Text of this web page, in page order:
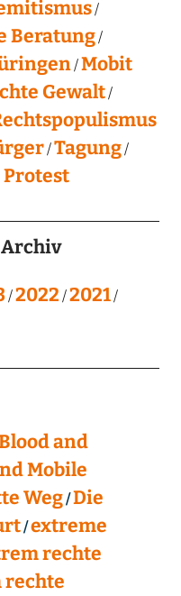
Beratung
Mobit
Gewalt
Tagung
2022 2021
and
Mobile
Weg Die
extreme
rechte
rechte